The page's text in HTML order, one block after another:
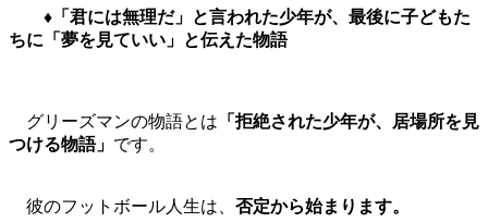
♦「君には無理だ」と言われた少年が、最後に子どもた
ちに「夢を見ていい」と伝えた物語
グリーズマンの物語とは 「拒絶された少年が、居場所を見
つける物語」 です。
彼のフットボール人生は、 否定から始まります。